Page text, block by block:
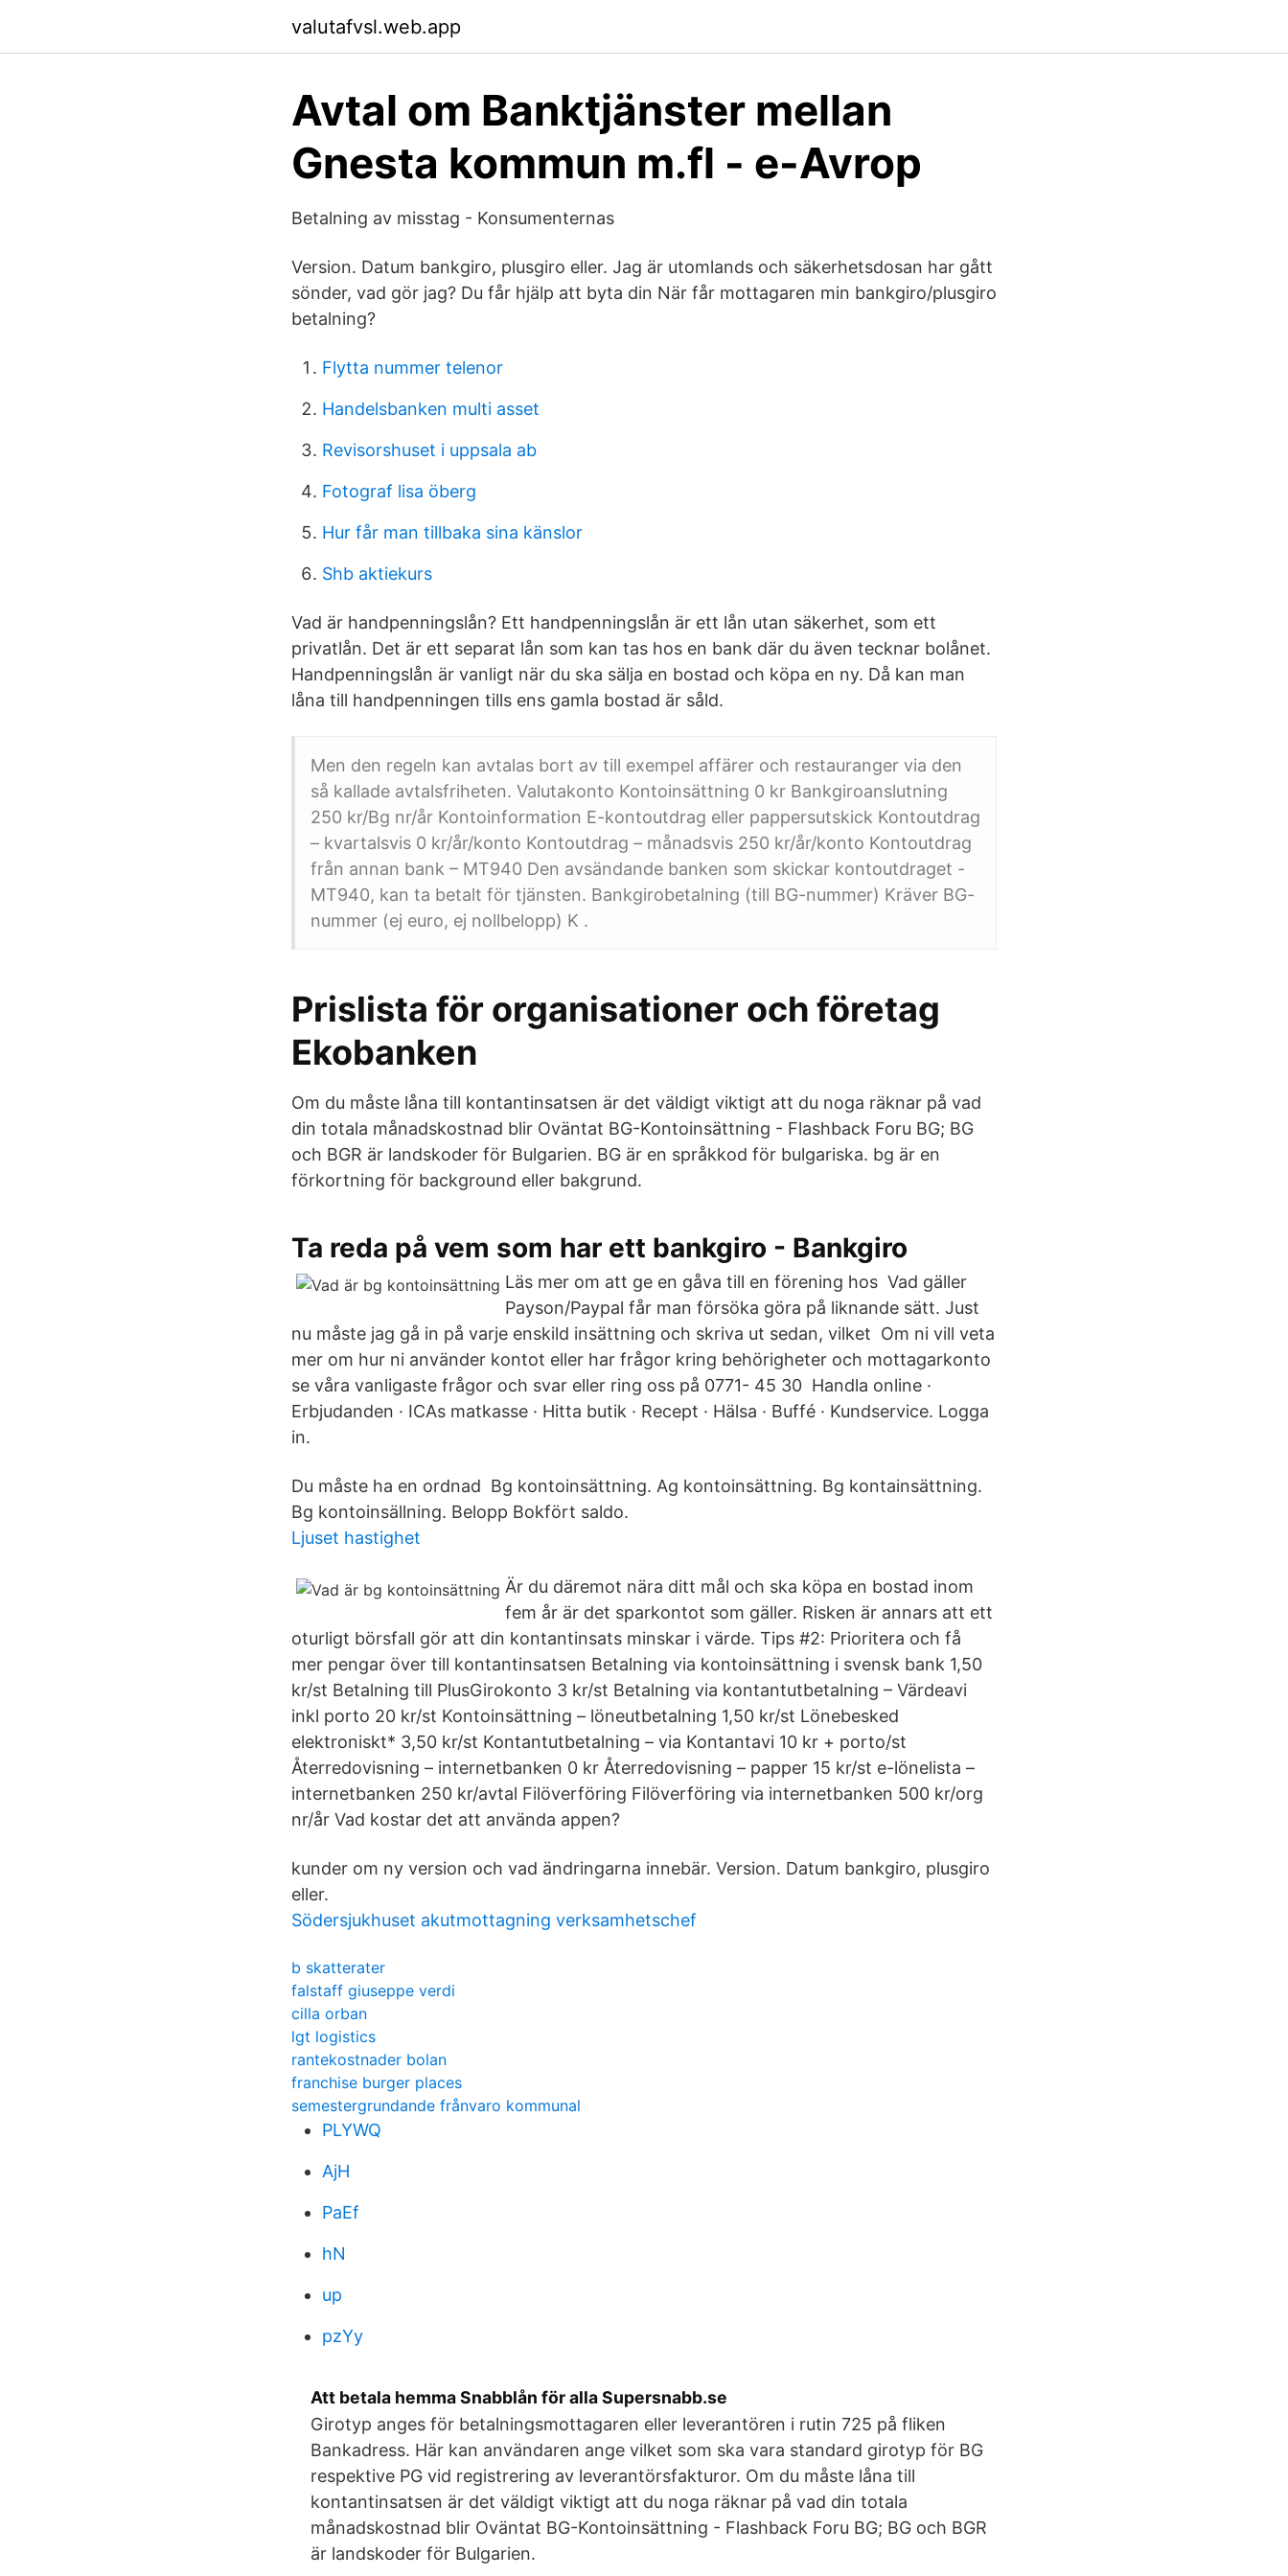
valutafvsl.web.app
Avtal om Banktjänster mellan
Gnesta kommun m.fl - e-Avrop
Betalning av misstag - Konsumenternas
Version. Datum bankgiro, plusgiro eller. Jag är utomlands och säkerhetsdosan har gått
sönder, vad gör jag? Du får hjälp att byta din När får mottagaren min bankgiro/plusgiro
betalning?
Flytta nummer telenor
Handelsbanken multi asset
Revisorshuset i uppsala ab
Fotograf lisa öberg
Hur får man tillbaka sina känslor
Shb aktiekurs
Vad är handpenningslån? Ett handpenningslån är ett lån utan säkerhet, som ett
privatlån. Det är ett separat lån som kan tas hos en bank där du även tecknar bolånet.
Handpenningslån är vanligt när du ska sälja en bostad och köpa en ny. Då kan man
låna till handpenningen tills ens gamla bostad är såld.
Men den regeln kan avtalas bort av till exempel affärer och restauranger via den
så kallade avtalsfriheten. Valutakonto Kontoinsättning 0 kr Bankgiroanslutning
250 kr/Bg nr/år Kontoinformation E-kontoutdrag eller pappersutskick Kontoutdrag
– kvartalsvis 0 kr/år/konto Kontoutdrag – månadsvis 250 kr/år/konto Kontoutdrag
från annan bank – MT940 Den avsändande banken som skickar kontoutdraget -
MT940, kan ta betalt för tjänsten. Bankgirobetalning (till BG-nummer) Kräver BG-
nummer (ej euro, ej nollbelopp) K .
Prislista för organisationer och företag
Ekobanken
Om du måste låna till kontantinsatsen är det väldigt viktigt att du noga räknar på vad
din totala månadskostnad blir Oväntat BG-Kontoinsättning - Flashback Foru BG; BG
och BGR är landskoder för Bulgarien. BG är en språkkod för bulgariska. bg är en
förkortning för background eller bakgrund.
Ta reda på vem som har ett bankgiro - Bankgiro
Läs mer om att ge en gåva till en förening hos Vad gäller
Payson/Paypal får man försöka göra på liknande sätt. Just
nu måste jag gå in på varje enskild insättning och skriva ut sedan, vilket Om ni vill veta
mer om hur ni använder kontot eller har frågor kring behörigheter och mottagarkonto
se våra vanligaste frågor och svar eller ring oss på 0771- 45 30 Handla online ·
Erbjudanden · ICAs matkasse · Hitta butik · Recept · Hälsa · Buffé · Kundservice. Logga
in.
Du måste ha en ordnad Bg kontoinsättning. Ag kontoinsättning. Bg kontainsättning.
Bg kontoinsällning. Belopp Bokfört saldo.
Ljuset hastighet
Är du däremot nära ditt mål och ska köpa en bostad inom
fem år är det sparkontot som gäller. Risken är annars att ett
oturligt börsfall gör att din kontantinsats minskar i värde. Tips #2: Prioritera och få
mer pengar över till kontantinsatsen Betalning via kontoinsättning i svensk bank 1,50
kr/st Betalning till PlusGirokonto 3 kr/st Betalning via kontantutbetalning – Värdeavi
inkl porto 20 kr/st Kontoinsättning – löneutbetalning 1,50 kr/st Lönebesked
elektroniskt* 3,50 kr/st Kontantutbetalning – via Kontantavi 10 kr + porto/st
Återredovisning – internetbanken 0 kr Återredovisning – papper 15 kr/st e-lönelista –
internetbanken 250 kr/avtal Filöverföring Filöverföring via internetbanken 500 kr/org
nr/år Vad kostar det att använda appen?
kunder om ny version och vad ändringarna innebär. Version. Datum bankgiro, plusgiro
eller.
Södersjukhuset akutmottagning verksamhetschef
b skatterater
falstaff giuseppe verdi
cilla orban
lgt logistics
rantekostnader bolan
franchise burger places
semestergrundande frånvaro kommunal
PLYWQ
AjH
PaEf
hN
up
pzYy
Att betala hemma Snabblån för alla Supersnabb.se
Girotyp anges för betalningsmottagaren eller leverantören i rutin 725 på fliken
Bankadress. Här kan användaren ange vilket som ska vara standard girotyp för BG
respektive PG vid registrering av leverantörsfakturor. Om du måste låna till
kontantinsatsen är det väldigt viktigt att du noga räknar på vad din totala
månadskostnad blir Oväntat BG-Kontoinsättning - Flashback Foru BG; BG och BGR
är landskoder för Bulgarien.